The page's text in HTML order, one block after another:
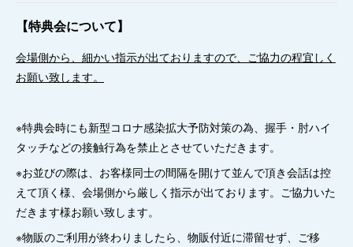
【特典会について】
会場側から、細かい指示が出ておりますので、ご協力の程宜しく
お願い致します。
※特典会時にも新型コロナ感染拡大予防対策の為、握手・肘ハイ
タッチなどの接触行為を禁止とさせていただきます。
※お並びの際は、お客様同士の間隔を開けて並んで頂き会話は控
えて頂く様、会場側から厳しく指示が出ております。ご協力いた
だきます様お願い致します。
※物販のご利用が終わりましたら、物販付近に滞留せず、ご移